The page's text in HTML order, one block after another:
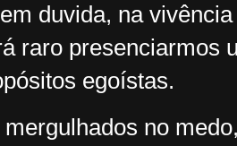
duvida, na
raro presenciarmos
egoístas.
no